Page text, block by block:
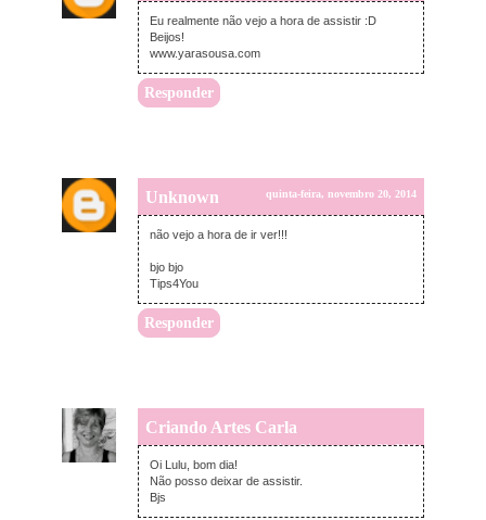
Eu realmente não vejo a hora de assistir :D
Beijos!
www.yarasousa.com
Responder
Unknown quinta-feira, novembro 20, 2014
não vejo a hora de ir ver!!!
bjo bjo
Tips4You
Responder
Criando Artes Carla
quinta-feira, novembro 20, 2014
Oi Lulu, bom dia!
Não posso deixar de assistir.
Bjs